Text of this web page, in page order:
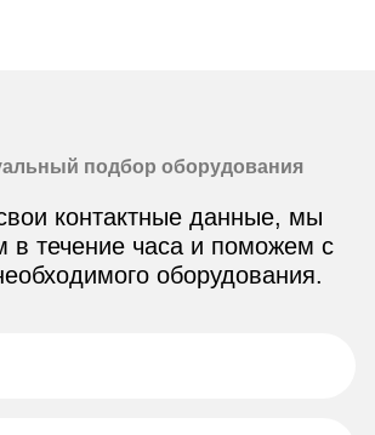
подбор оборудования
контактные данные, мы
в течение часа и поможем с
оборудования.